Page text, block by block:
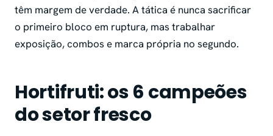
têm margem de verdade. A tática é nunca sacrificar
o primeiro bloco em ruptura, mas trabalhar
exposição, combos e marca própria no segundo.
Hortifruti: os 6 campeões
do setor fresco